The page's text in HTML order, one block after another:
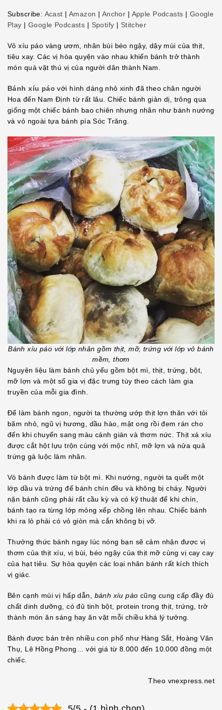
LINK
EMBED
Subscribe: Acast | Amazon | Anchor | Apple Podcasts | Google
Play | Google Podcasts | Spotify | Stitcher
Vỏ xíu páo vàng ươm, nhân bùi béo ngậy, dậy mùi của thịt,
tiêu xay. Các vị hòa quyện vào nhau khiến bánh trở thành
món quà vặt thú vị của người dân thành Nam.
Bánh xíu páo với hình dáng nhỏ xinh đã theo chân người
Hoa đến Nam Định từ rất lâu. Chiếc bánh giản dị, trông qua
giống một chiếc bánh bao chiên nhưng nhân như bánh nướng
và vỏ ngoài tựa bánh pía Sóc Trăng.
Bánh xíu páo với lớp nhân gồm thịt, mỡ, trứng với lớp vỏ bánh
mềm, thơm
Nguyên liệu làm bánh chủ yếu gồm bột mì, thịt, trứng, bột,
mỡ lợn và một số gia vị đặc trưng tùy theo cách làm gia
truyền của mỗi gia đình.
Để làm bánh ngon, người ta thường ướp thịt lợn thăn với tỏi
băm nhỏ, ngũ vị hương, dầu hào, mật ong rồi đem rán cho
đến khi chuyển sang màu cánh gián và thơm nức. Thịt xá xíu
được cắt hột lựu trộn cùng với mộc nhĩ, mỡ lợn và nửa quả
trứng gà luộc làm nhân.
Vỏ bánh được làm từ bột mì. Khi nướng, người ta quết một
lớp dầu và trứng để bánh chín đều và không bị cháy. Người
nặn bánh cũng phải rất cầu kỳ và có kỹ thuật để khi chín,
bánh tạo ra từng lớp mỏng xếp chồng lên nhau. Chiếc bánh
khi ra lò phải có vỏ giòn mà cắn không bị vỡ.
Thưởng thức bánh ngay lúc nóng bạn sẽ cảm nhận được vị
thơm của thịt xíu, vị bùi, béo ngậy của thịt mỡ cùng vị cay cay
của hạt tiêu. Sự hòa quyện các loại nhân bánh rất kích thích
vị giác.
Bên cạnh mùi vị hấp dẫn, bánh xíu páo cũng cung cấp đầy đủ
chất dinh dưỡng, có đủ tinh bột, protein trong thịt, trứng, trở
thành món ăn sáng hay ăn vặt mỗi chiều khá lý tưởng.
Bánh được bán trên nhiều con phố như Hàng Sắt, Hoàng Văn
Thụ, Lê Hồng Phong… với giá từ 8.000 đến 10.000 đồng một
chiếc.
Theo vnexpress.net